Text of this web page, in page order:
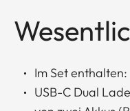
Im Set enthalten:
USB-C Dual